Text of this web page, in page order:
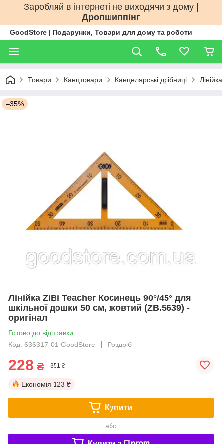
Заробляй в інтернеті не виходячи з дому |
Дропшиппінг
GoodStore | Подарунки, Товари для дому та роботи
Товари Канцтовари Канцелярські дрібниці Лінійка
–35%
Лінійка ZiBi Teacher Косинець 90°/45° для
шкільної дошки 50 см, жовтий (ZB.5639) -
оригінал
Готово до відправки
Код: 636317-01-GoodStore
Роздріб
228 ₴ 351 ₴
Економія 123 ₴
Купити
або